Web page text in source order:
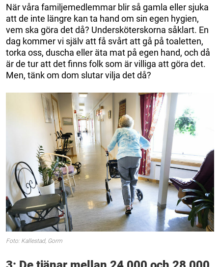
När våra familjemedlemmar blir så gamla eller sjuka
att de inte längre kan ta hand om sin egen hygien,
vem ska göra det då? Undersköterskorna såklart. En
dag kommer vi själv att få svårt att gå på toaletten,
torka oss, duscha eller äta mat på egen hand, och då
är de tur att det finns folk som är villiga att göra det.
Men, tänk om dom slutar vilja det då?
Foto: Kallestad, Gorm